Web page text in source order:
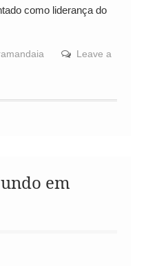
como liderança do
Leave a
em